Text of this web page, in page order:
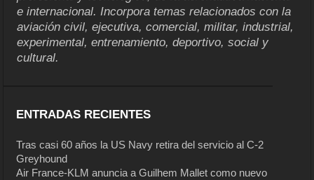
e internacional. Incorpora temas relacionados con la
aviación civil, ejecutiva, comercial, militar, industrial,
experimental, entrenamiento, deportivo, social y
cultural.
ENTRADAS RECIENTES
Tras casi 60 años la US Navy retira del servicio al C-2
Greyhound
Air France-KLM anuncia a Guilhem Mallet como nuevo